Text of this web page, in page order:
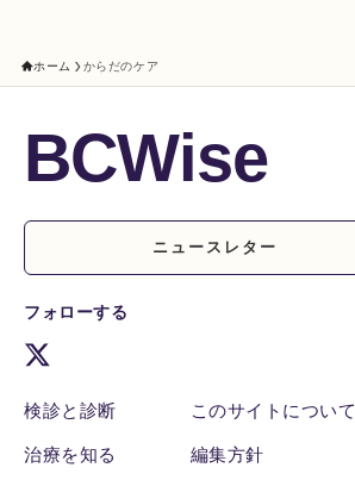
ホーム からだのケア
BCWise
ニュースレター
フォローする
検診と診断
治療を知る
このサイトについて
編集方針